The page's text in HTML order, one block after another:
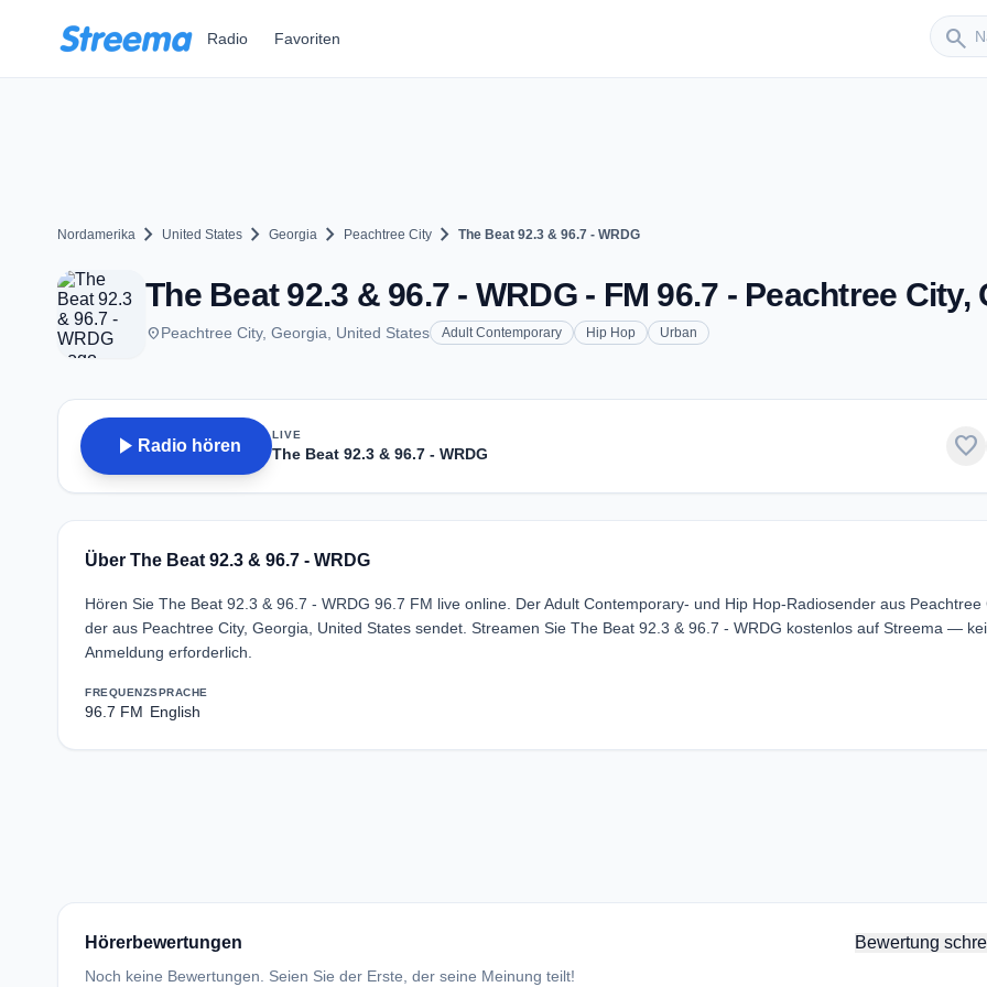
Radio Favoriten search
Sender
Nordamerika chevron_right United States chevron_right Georgia chevron_right Peachtree City chevron_right The Beat 92.3 & 96.7 - WRDG
The Beat 92.3 & 96.7 - WRDG - FM 96.7 - Peachtree City,
placePeachtree City, Georgia, United States Adult Contemporary Hip Hop Urban
play_arrow Radio hören
LIVE
The Beat 92.3 & 96.7 - WRDG favorite
Über The Beat 92.3 & 96.7 - WRDG
Hören Sie The Beat 92.3 & 96.7 - WRDG 96.7 FM live online. Der Adult Contemporary- und Hip Hop-Radiosender aus Peachtree
der aus Peachtree City, Georgia, United States sendet. Streamen Sie The Beat 92.3 & 96.7 - WRDG kostenlos auf Streema —
Anmeldung erforderlich.
FREQUENZ
96.7 FM
SPRACHE
English
Hörerbewertungen Bewertung
Noch keine Bewertungen. Seien Sie der Erste, der seine Meinung teilt!